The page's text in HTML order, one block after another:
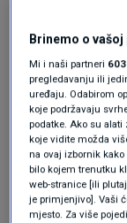
o nesreći na
kojoj su u
pomorca,
izjavio je da
Kako piše
Brinemo o
Mi i naši partneri 603
pregledavanju ili
uređaju. Odabirom
koje podržavaju
podatke. Ako su
koje vidite možda
na ovaj izbornik
bilo kojem trenutku
web-stranice [ili
je primjenjivo]. Vaši
mjesto. Za više